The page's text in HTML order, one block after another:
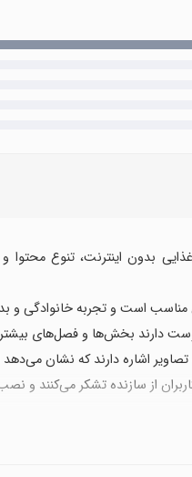
بدون اینترنت، تنوع
مناسب است و تجربه خانوادگی و
دارند بخش‌ها و فصل‌های
اشاره دارند که نشان
از سازنده تشکر می‌کنند و